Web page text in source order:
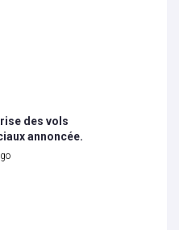
des vols
annoncée.